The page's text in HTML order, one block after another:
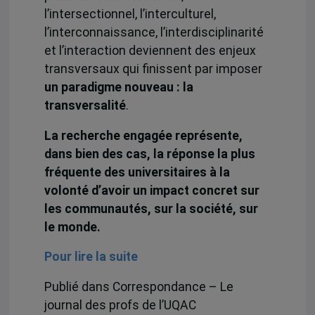
l’intersectionnel, l’interculturel,
l’interconnaissance, l’interdisciplinarité
et l’interaction deviennent des enjeux
transversaux qui finissent par imposer
un paradigme nouveau : la
transversalité.
La recherche engagée représente,
dans bien des cas, la réponse la plus
fréquente des universitaires à la
volonté d’avoir un impact concret sur
les communautés, sur la société, sur
le monde.
Pour lire la suite
Publié dans Correspondance – Le
journal des profs de l’UQAC